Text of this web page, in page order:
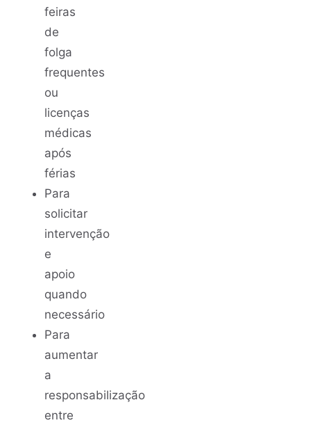
feiras
de
folga
frequentes
ou
licenças
médicas
após
férias
Para
solicitar
intervenção
e
apoio
quando
necessário
Para
aumentar
a
responsabilização
entre